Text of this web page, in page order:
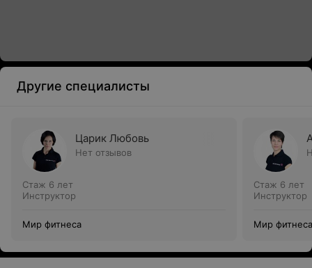
Другие специалисты
Царик Любовь
Нет отзывов
Стаж 6 лет
Инструктор
Мир фитнеса
Стаж 6 лет
Инструктор
Мир фитнеса